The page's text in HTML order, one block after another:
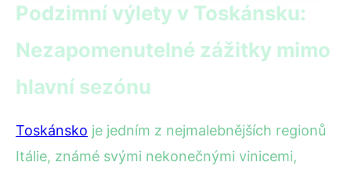
Podzimní výlety v Toskánsku:
Nezapomenutelné zážitky mimo
hlavní sezónu
Toskánsko je jedním z nejmalebnějších regionů
Itálie, známé svými nekonečnými vinicemi,